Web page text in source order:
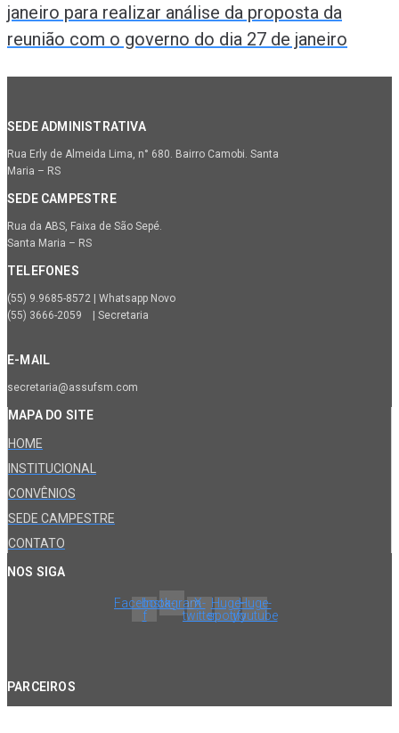
janeiro para realizar análise da proposta da
reunião com o governo do dia 27 de janeiro
SEDE ADMINISTRATIVA
Rua Erly de Almeida Lima, n° 680. Bairro Camobi. Santa
Maria – RS
SEDE CAMPESTRE
Rua da ABS, Faixa de São Sepé.
Santa Maria – RS
TELEFONES
(55) 9.9685-8572 | Whatsapp Novo
(55) 3666-2059 | Secretaria
E-MAIL
secretaria@assufsm.com
MAPA DO SITE
HOME
INSTITUCIONAL
CONVÊNIOS
SEDE CAMPESTRE
CONTATO
NOS SIGA
Facebook-
f
InstagramX-
twitter
Huge-
spotify
Huge-
youtube
PARCEIROS